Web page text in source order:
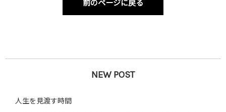
前のページに戻る
NEW POST
人生を見渡す時間